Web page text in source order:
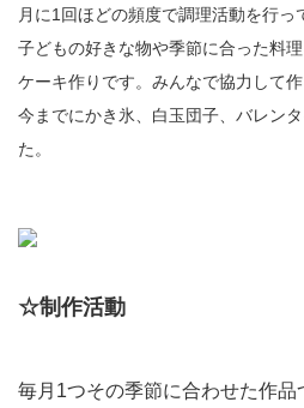
月に1回ほどの頻度で調理活動を行っ
子どもの好きな物や季節に合った料
ケーキ作りです。みんなで協力して
今までにかき氷、白玉団子、バレン
た。
☆制作活動
毎月1つその季節に合わせた作品